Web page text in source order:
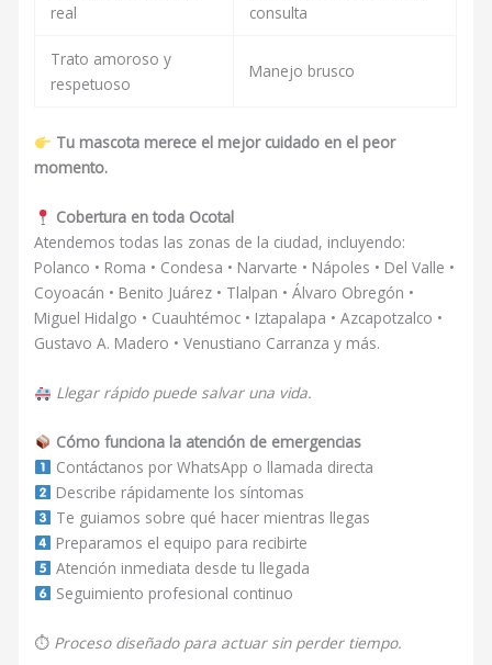
real
consulta
Trato amoroso y
respetuoso
Manejo brusco
Tu mascota merece el mejor cuidado en el peor
momento.
Cobertura en toda Ocotal
Atendemos todas las zonas de la ciudad, incluyendo:
Polanco • Roma • Condesa • Narvarte • Nápoles • Del Valle •
Coyoacán • Benito Juárez • Tlalpan • Álvaro Obregón •
Miguel Hidalgo • Cuauhtémoc • Iztapalapa • Azcapotzalco •
Gustavo A. Madero • Venustiano Carranza y más.
Llegar rápido puede salvar una vida.
Cómo funciona la atención de emergencias
Contáctanos por WhatsApp o llamada directa
Describe rápidamente los síntomas
Te guiamos sobre qué hacer mientras llegas
Preparamos el equipo para recibirte
Atención inmediata desde tu llegada
Seguimiento profesional continuo
⏱ Proceso diseñado para actuar sin perder tiempo.